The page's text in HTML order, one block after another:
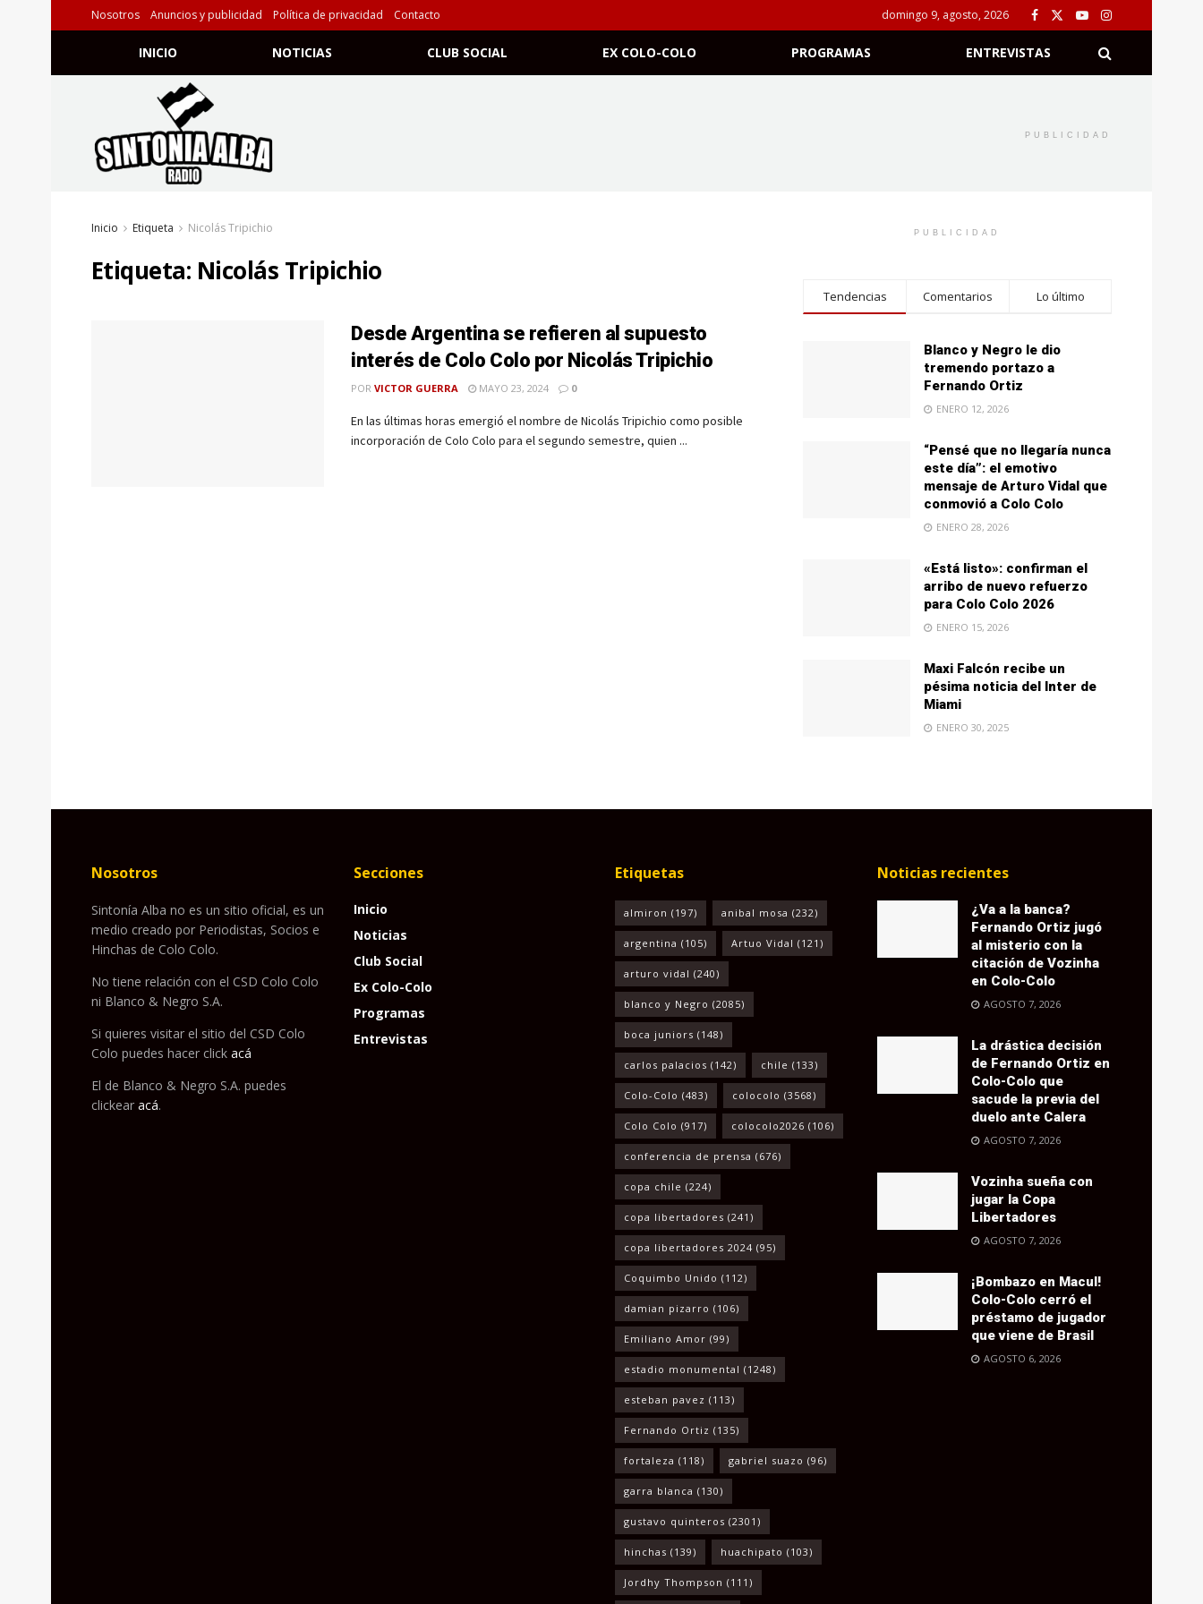
Nosotros Anuncios y publicidad Política de privacidad Contacto domingo 9, agosto, 2026
INICIO NOTICIAS CLUB SOCIAL EX COLO-COLO PROGRAMAS ENTREVISTAS
PUBLICIDAD
Inicio Etiqueta Nicolás Tripichio
Etiqueta: Nicolás Tripichio
Desde Argentina se refieren al supuesto
interés de Colo Colo por Nicolás Tripichio
POR VICTOR GUERRA MAYO 23, 2024 0
En las últimas horas emergió el nombre de Nicolás Tripichio como posible
incorporación de Colo Colo para el segundo semestre, quien ...
PUBLICIDAD
Tendencias Comentarios Lo último
Blanco y Negro le dio
tremendo portazo a
Fernando Ortiz
ENERO 12, 2026
“Pensé que no llegaría nunca
este día”: el emotivo
mensaje de Arturo Vidal que
conmovió a Colo Colo
ENERO 28, 2026
«Está listo»: confirman el
arribo de nuevo refuerzo
para Colo Colo 2026
ENERO 15, 2026
Maxi Falcón recibe un
pésima noticia del Inter de
Miami
ENERO 30, 2025
Nosotros
Sintonía Alba no es un sitio oficial, es un
medio creado por Periodistas, Socios e
Hinchas de Colo Colo.
No tiene relación con el CSD Colo Colo
ni Blanco & Negro S.A.
Si quieres visitar el sitio del CSD Colo
Colo puedes hacer click acá
El de Blanco & Negro S.A. puedes
clickear acá.
Secciones
Inicio
Noticias
Club Social
Ex Colo-Colo
Programas
Entrevistas
Etiquetas
almiron (197) anibal mosa (232)
argentina (105) Artuo Vidal (121)
arturo vidal (240)
blanco y Negro (2085)
boca juniors (148)
carlos palacios (142) chile (133)
Colo-Colo (483) colocolo (3568)
Colo Colo (917) colocolo2026 (106)
conferencia de prensa (676)
copa chile (224)
copa libertadores (241)
copa libertadores 2024 (95)
Coquimbo Unido (112)
damian pizarro (106)
Emiliano Amor (99)
estadio monumental (1248)
esteban pavez (113)
Fernando Ortiz (135)
fortaleza (118) gabriel suazo (96)
garra blanca (130)
gustavo quinteros (2301)
hinchas (139) huachipato (103)
Jordhy Thompson (111)
Noticias recientes
¿Va a la banca?
Fernando Ortiz jugó
al misterio con la
citación de Vozinha
en Colo-Colo
AGOSTO 7, 2026
La drástica decisión
de Fernando Ortiz en
Colo-Colo que
sacude la previa del
duelo ante Calera
AGOSTO 7, 2026
Vozinha sueña con
jugar la Copa
Libertadores
AGOSTO 7, 2026
¡Bombazo en Macul!
Colo-Colo cerró el
préstamo de jugador
que viene de Brasil
AGOSTO 6, 2026